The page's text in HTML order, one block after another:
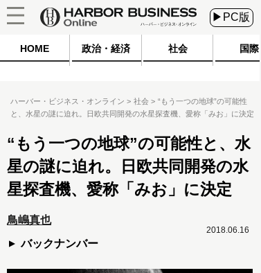
▶PC版
HOME 政治・経済 社会 国際
ハーバー・ビジネス・オンライン 社会
“もう一つの地球”の可能性
と、水星の謎に迫れ。日欧共同開発の水星探査機、愛称「みお」に決定
“もう一つの地球”の可能性と、水
星の謎に迫れ。日欧共同開発の水
星探査機、愛称「みお」に決定
鳥嶋真也
バックナンバー
2018.06.16